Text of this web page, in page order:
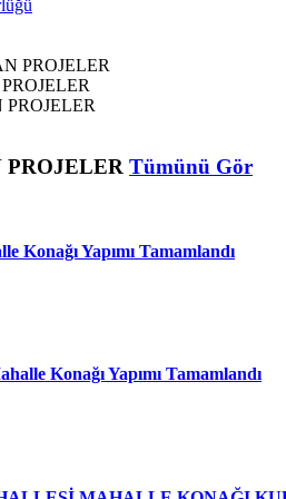
PROJELER
Tümünü Gör
Konağı Yapımı Tamamlandı
Konağı Yapımı Tamamlandı